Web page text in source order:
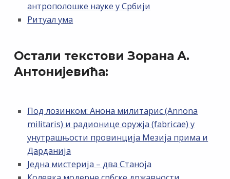
антрополошке науке у Србији
Ритуал ума
Остали текстови Зорана А.
Антонијевића:
Под лозинком: Анона милитарис (Annona
militaris) и радионице оружја (fabricae) у
унутрашњости провинција Мезија прима и
Дарданија
Једна мистерија – два Станоја